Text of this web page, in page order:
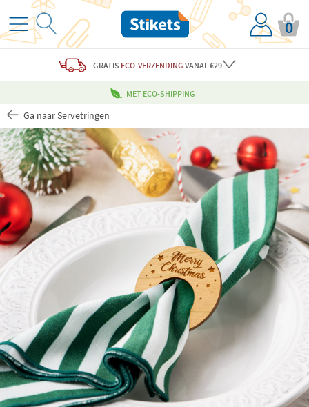
0
GRATIS ECO-VERZENDING VANAF €29
MET ECO-SHIPPING
Ga naar Servetringen